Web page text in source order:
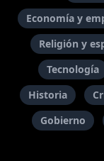
Economía y
Religión y
Tecnología
Historia
Gobierno